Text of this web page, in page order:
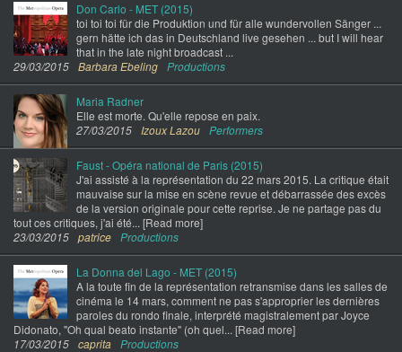
Don Carlo - MET (2015)
toi toi toi für die Produktion und für alle wundervollen Sänger ...
gern hätte ich das in Deutschland live gesehen ... but I will hear
that in the late night broadcast ...
29/03/2015 Barbara Ebeling Productions
Maria Radner
Elle est morte. Qu'elle repose en paix.
27/03/2015
Izoux Lazou Performers
Faust - Opéra national de Paris (2015)
J'ai assisté à la représentation du 22 mars 2015. La critique était
mauvaise sur la mise en scène revue et débarrassée des excès
de la version originale pour cette reprise. Je ne partage pas du
tout ces critiques, j'ai été... [Read more]
23/03/2015 patrice Productions
La Donna del Lago - MET (2015)
A la toute fin de la représentation retransmise dans les salles de
cinéma le 14 mars, comment ne pas s'approprier les dernières
paroles du rondo finale, interprété magistralement par Joyce
Didonato, "Oh qual beato instante" (oh quel... [Read more]
17/03/2015 caprita Productions